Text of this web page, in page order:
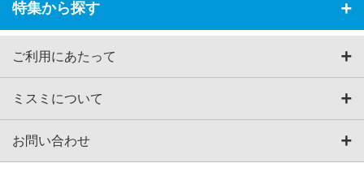
特集から探す
ご利用にあたって
ミスミについて
お問い合わせ